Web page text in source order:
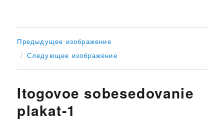
Предыдущее изображение
Следующее изображение
Itogovoe sobesedovanie
plakat-1